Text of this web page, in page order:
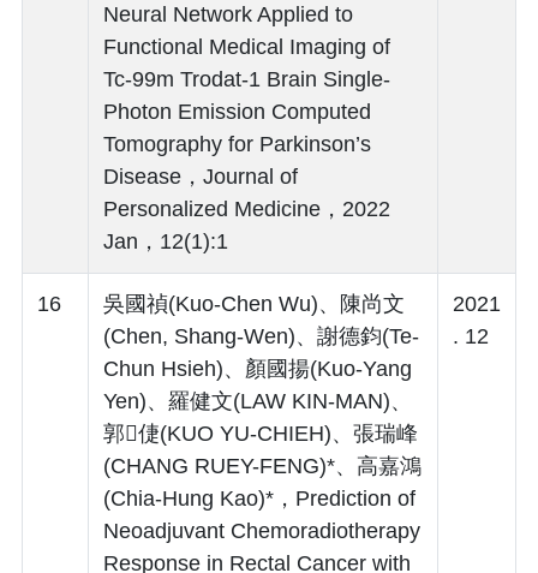
Neural Network Applied to
Functional Medical Imaging of
Tc-99m Trodat-1 Brain Single-
Photon Emission Computed
Tomography for Parkinson’s
Disease，Journal of
Personalized Medicine，2022
Jan，12(1):1
16
吳國禎(Kuo-Chen Wu)、陳尚文
(Chen, Shang-Wen)、謝德鈞(Te-
Chun Hsieh)、顏國揚(Kuo-Yang
Yen)、羅健文(LAW KIN-MAN)、
郭倢(KUO YU-CHIEH)、張瑞峰
(CHANG RUEY-FENG)*、高嘉鴻
(Chia-Hung Kao)*，Prediction of
Neoadjuvant Chemoradiotherapy
Response in Rectal Cancer with
2021
. 12